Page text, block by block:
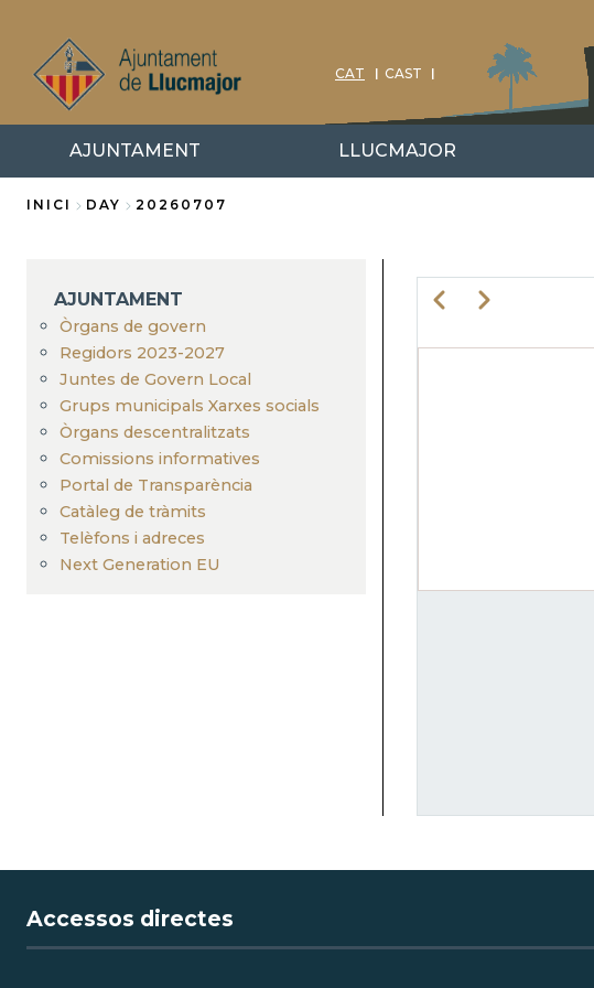
contingut
CAT CAST
AJUNTAMENT LLUCMAJOR
d'Ariadna
INICI DAY 20260707
AJUNTAMENT
Òrgans de govern
Regidors 2023-2027
Juntes de Govern Local
Grups municipals Xarxes socials
Òrgans descentralitzats
Comissions informatives
Portal de Transparència
Catàleg de tràmits
Telèfons i adreces
Next Generation EU
Previous
Next
Accessos directes